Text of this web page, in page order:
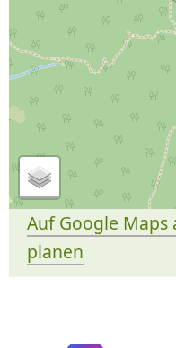
Auf Google
planen